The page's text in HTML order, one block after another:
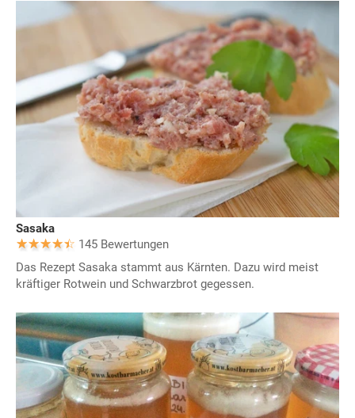
Sasaka
145 Bewertungen
Das Rezept Sasaka stammt aus Kärnten. Dazu wird meist
kräftiger Rotwein und Schwarzbrot gegessen.